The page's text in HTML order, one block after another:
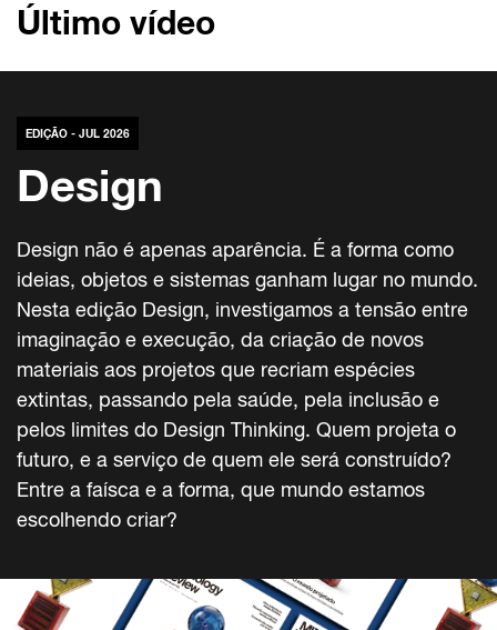
Último vídeo
EDIÇÃO - JUL 2026
Design
Design não é apenas aparência. É a forma como
ideias, objetos e sistemas ganham lugar no mundo.
Nesta edição Design, investigamos a tensão entre
imaginação e execução, da criação de novos
materiais aos projetos que recriam espécies
extintas, passando pela saúde, pela inclusão e
pelos limites do Design Thinking. Quem projeta o
futuro, e a serviço de quem ele será construído?
Entre a faísca e a forma, que mundo estamos
escolhendo criar?